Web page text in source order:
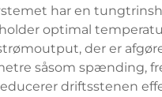
har en
optimal
der er
såsom spænding,
driftsstenen